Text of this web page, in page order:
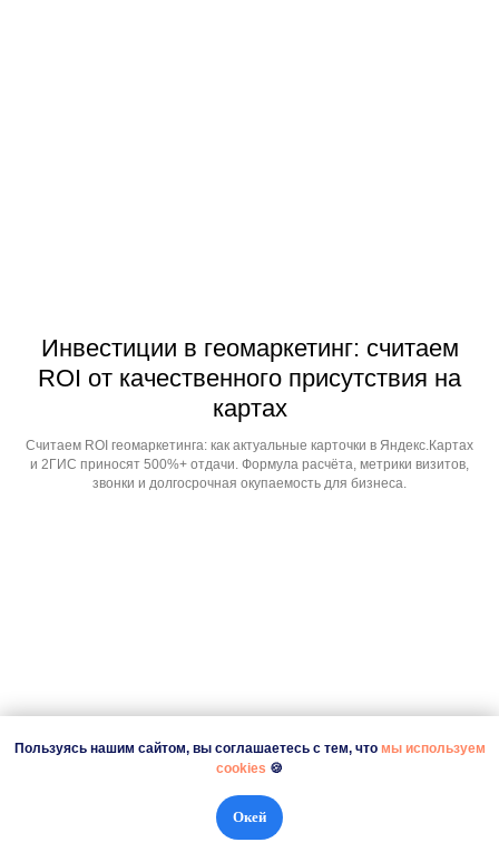
Инвестиции в геомаркетинг: считаем
ROI от качественного присутствия на
картах
Считаем ROI геомаркетинга: как актуальные карточки в Яндекс.Картах
и 2ГИС приносят 500%+ отдачи. Формула расчёта, метрики визитов,
звонки и долгосрочная окупаемость для бизнеса.
Невидимые потери: сколько клиентов
Пользуясь нашим сайтом, вы соглашаетесь с тем, что мы используем
cookies 🍪
Окей